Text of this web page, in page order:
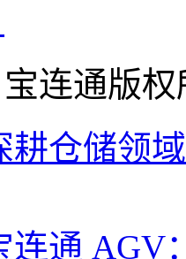
宝连通版
耕仓储领
连通 AGV